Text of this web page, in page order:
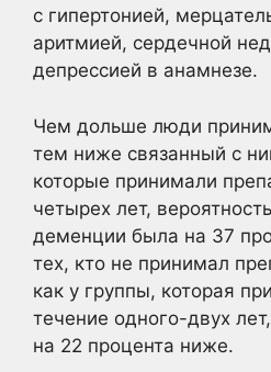
с гипертонией,
аритмией, сердечной
депрессией в анамнезе.
Чем дольше люди
тем ниже связанный с
которые принимали
четырех лет,
деменции была на 37
тех, кто не принимал
как у группы, которая
течение одного-двух
на 22 процента ниже.